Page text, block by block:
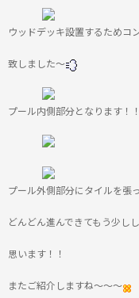
ウッドデッキ設置するためコ
致しました～
プール内側部分となります！！
プール外側部分にタイルを張
どんどん進んできてもう少し
思います！！
またご紹介しますね～～～